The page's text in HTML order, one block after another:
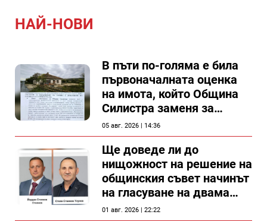
НАЙ-НОВИ
В пъти по-голяма е била
първоначалната оценка
на имота, който Община
Силистра заменя за
спирка, показват
документи
05 авг. 2026 | 14:36
Ще доведе ли до
нищожност на решение на
общинския съвет начинът
на гласуване на двама
съветници в Силистра?
01 авг. 2026 | 22:22